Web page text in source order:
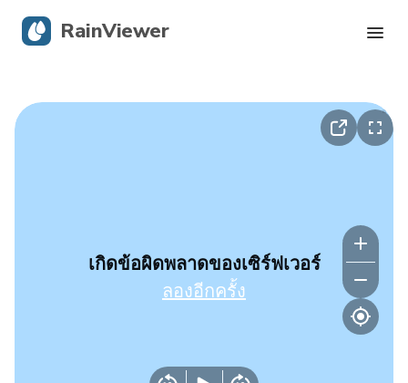
เกิดข้อผิดพลาดของเซิร์ฟเวอร์
ลองอีกครั้ง
RainViewer